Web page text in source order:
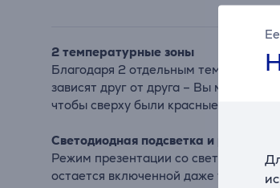
2 температурные зоны
Благодаря 2 отдельным
зависят друг от друга – Вы можете
чтобы сверху были красные или белые
Светодиодная подсветка и режим
Режим презентации со
остается включенной даже тогда,